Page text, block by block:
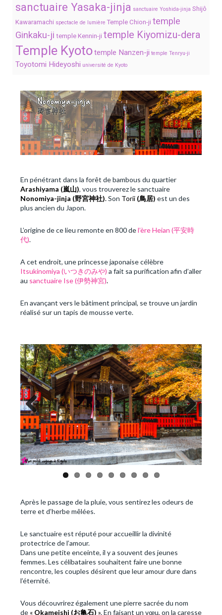
sanctuaire Yasaka-jinja sanctuaire Yoshida-jinja Shijô
Kawaramachi spectacle de lumière Temple Chion-ji temple
Ginkaku-ji temple Kennin-ji temple Kiyomizu-dera
Temple Kyototemple Nanzen-ji temple Tenryu-ji
Toyotomi Hideyoshi université de Kyoto
En pénétrant dans la forêt de bambous du quartier
Arashiyama (嵐山), vous trouverez le sanctuaire
Nonomiya-jinja (野宮神社).Son Torii (鳥居) est un des
plus ancien du Japon.
L’origine de ce lieu remonte en 800 del’ère Heian (平安時
代).
A cet endroit, une princesse japonaise célèbre
Itsukinomiya (いつきのみや) a fait sa purification afin d’aller
au sanctuaire Ise (伊勢神宮).
En avançant vers le bâtiment principal, se trouve un jardin
réalisé sur un tapis de mousse verte.
Previous Next
Après le passage de la pluie, vous sentirez les odeurs de
terre et d’herbe mêlées.
Le sanctuaire est réputé pour accueillir la divinité
protectrice de l’amour.
Dans une petite enceinte, il y a souvent des jeunes
femmes. Les célibataires souhaitent faire une bonne
rencontre, les couples désirent que leur amour dure dans
l’éternité.
Vous découvrirez également une pierre sacrée du nom
de « Okameishi (お亀石) ». En faisant un vœu, on la caresse